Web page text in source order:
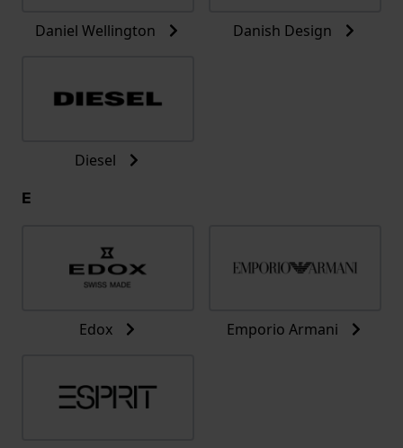
Daniel Wellington Danish Design
Diesel
E
Edox Emporio Armani